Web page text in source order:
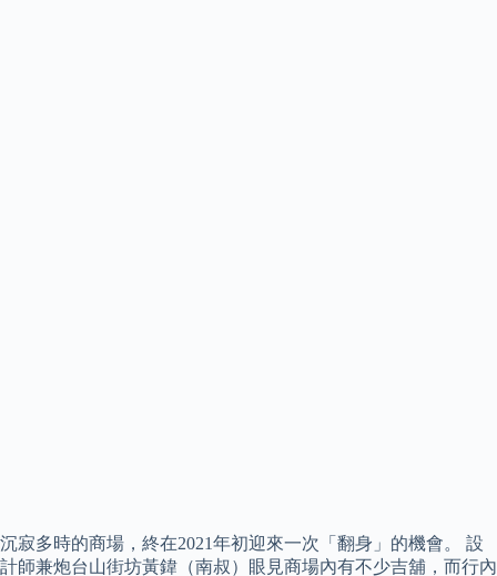
沉寂多時的商場，終在2021年初迎來一次「翻身」的機會。 設
計師兼炮台山街坊黃鍏（南叔）眼見商場內有不少吉舖，而行內